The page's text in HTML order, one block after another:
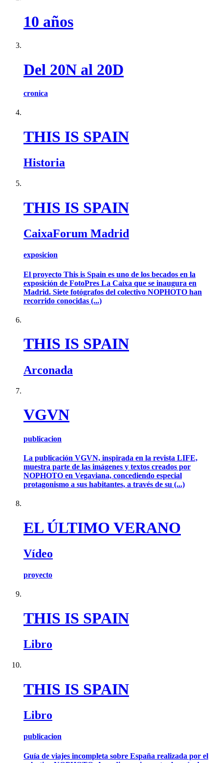
10 años
Del 20N al 20D
cronica
THIS IS SPAIN
Historia
THIS IS SPAIN
CaixaForum Madrid
exposicion
El proyecto This is Spain es uno de los becados en la
exposición de FotoPres La Caixa que se inaugura en
Madrid. Siete fotógrafos del colectivo NOPHOTO han
recorrido conocidas (...)
THIS IS SPAIN
Arconada
VGVN
publicacion
La publicación VGVN, inspirada en la revista LIFE,
muestra parte de las imágenes y textos creados por
NOPHOTO en Vegaviana, concediendo especial
protagonismo a sus habitantes, a través de su (...)
EL ÚLTIMO VERANO
Vídeo
proyecto
THIS IS SPAIN
Libro
THIS IS SPAIN
Libro
publicacion
Guía de viajes incompleta sobre España realizada por el